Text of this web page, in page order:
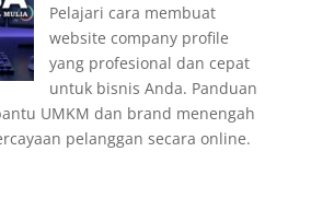
Pelajari cara membuat
website company profile
yang profesional dan cepat
untuk bisnis Anda. Panduan
UMKM dan brand menengah
pelanggan secara online.